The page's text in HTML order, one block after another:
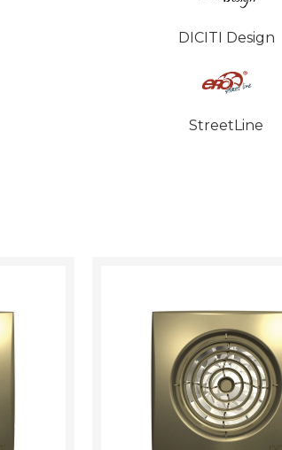
DICITI Design
StreetLine